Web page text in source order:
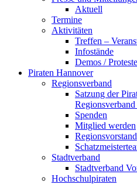
Aktuell
Termine
Aktivitäten
Treffen –
Infostände
Demos / Proteste
Piraten Hannover
Regionsverband
Satzung der
Spenden
Mitglied werden
Regionsvorstand
Stadtverband
Stadtverband
Hochschulpiraten